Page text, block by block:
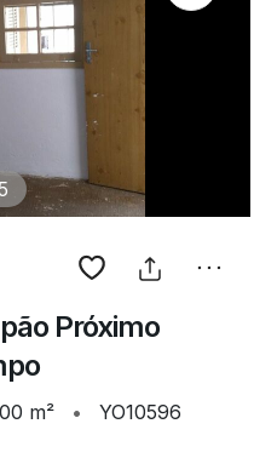
Próximo
m² • YO10596